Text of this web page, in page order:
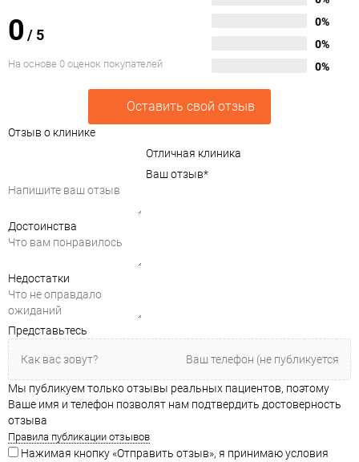
0 / 5
На основе 0 оценок покупателей
0%
0%
0%
Оставить свой отзыв
Отзыв о клинике
Отличная клиника
Ваш отзыв*
Достоинства
Недостатки
Представьтесь
Мы публикуем только отзывы реальных пациентов, поэтому
Ваше имя и телефон позволят нам подтвердить достоверность
отзыва
Правила публикации отзывов
Нажимая кнопку «Отправить отзыв», я принимаю условия